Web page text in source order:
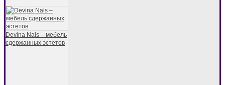
Devina Nais – мебель
сдержанных эстетов